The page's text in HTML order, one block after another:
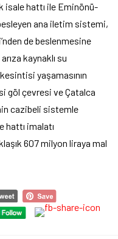
isale hattı ile Eminönü-
ana iletim sistemi,
de beslenmesine
kaynaklı su
yaşamasının
göl çevresi ve Çatalca
cazibeli sistemle
hattı imalatı
607 milyon liraya mal